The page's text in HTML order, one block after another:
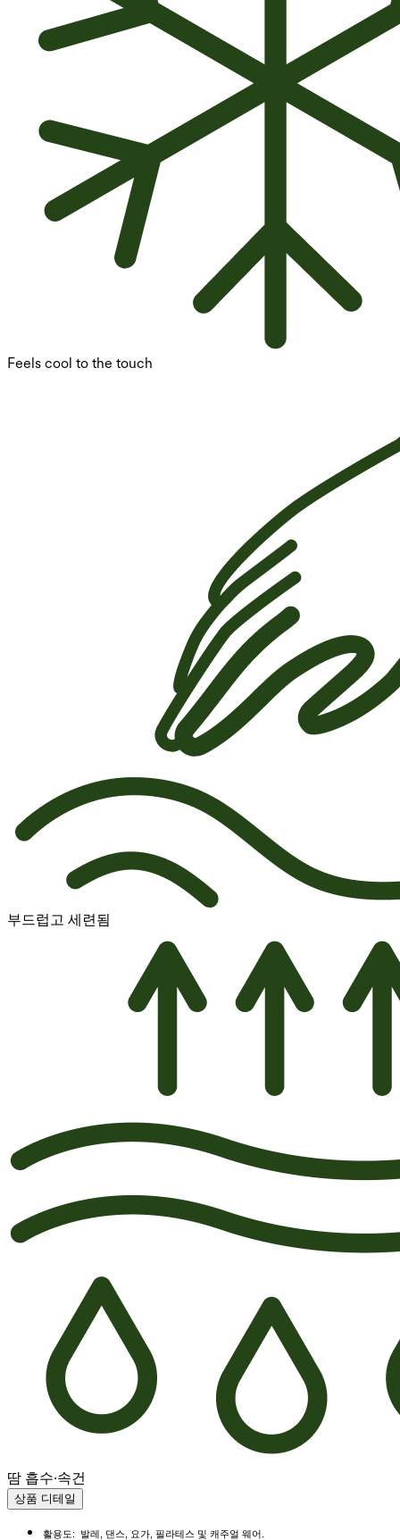
Feels cool to the touch
부드럽고 세련됨
땀 흡수·속건
상품 디테일
활용도: 발레, 댄스, 요가, 필라테스 및 캐주얼 웨어.